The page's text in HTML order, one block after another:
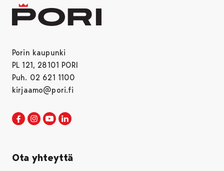
Porin kaupunki
PL 121, 28101 PORI
Puh. 02 621 1100
kirjaamo@pori.fi
Porin kaupunki Facebookissa
Avautuu uudessa välilehdessä
Porin kaupunki Instagramissa
Avautuu uudessa välilehdessä
Porin kaupunki Youtubessa
Avautuu uudessa välilehdessä
Ota yhteyttä